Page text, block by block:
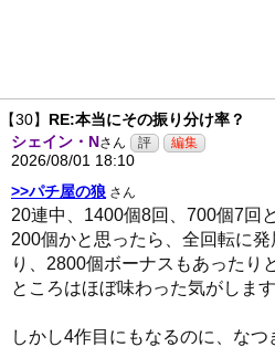
【30】 RE:本当にその振り分け率？
シェイン・Nさん
2026/08/01 18:10
>>パチ屋の狼 さん
20連中、1400個8回、700個7回
200個かと思ったら、全回転に
り、2800個ボーナスもあったり
ところはほぼ味わった気がします
しかし4作目にもなるのに、な